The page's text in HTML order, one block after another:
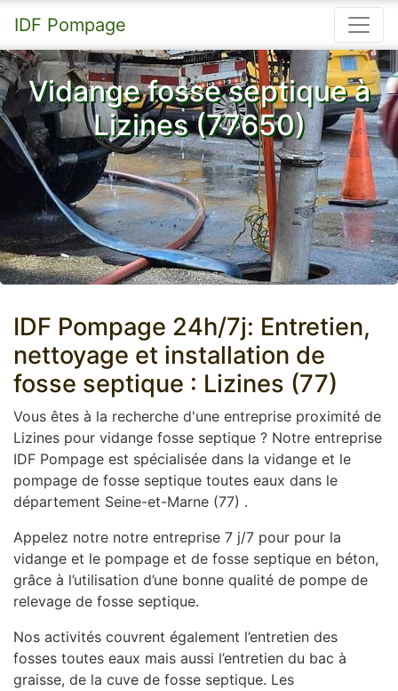
IDF Pompage
Vidange fosse septique à
Lizines (77650)
IDF Pompage 24h/7j: Entretien,
nettoyage et installation de
fosse septique : Lizines (77)
Vous êtes à la recherche d'une entreprise proximité de
Lizines pour vidange fosse septique ? Notre entreprise
IDF Pompage est spécialisée dans la vidange et le
pompage de fosse septique toutes eaux dans le
département Seine-et-Marne (77) .
Appelez notre notre entreprise 7 j/7 pour pour la
vidange et le pompage et de fosse septique en béton,
grâce à l’utilisation d’une bonne qualité de pompe de
relevage de fosse septique.
Nos activités couvrent également l’entretien des
fosses toutes eaux mais aussi l’entretien du bac à
graisse, de la cuve de fosse septique. Les